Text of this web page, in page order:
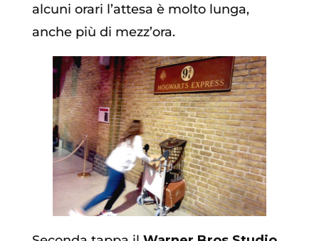
alcuni orari l’attesa è molto lunga,
anche più di mezz’ora.